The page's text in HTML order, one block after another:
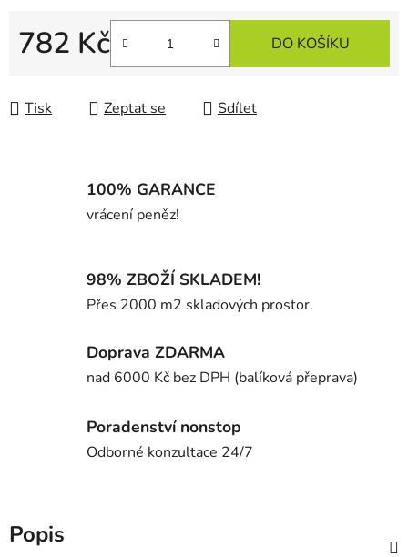
782 Kč DO KOŠÍKU
Tisk Zeptat se Sdílet
100% GARANCE
vrácení peněz!
98% ZBOŽÍ SKLADEM!
Přes 2000 m2 skladových prostor.
Doprava ZDARMA
nad 6000 Kč bez DPH (balíková přeprava)
Poradenství nonstop
Odborné konzultace 24/7
Popis